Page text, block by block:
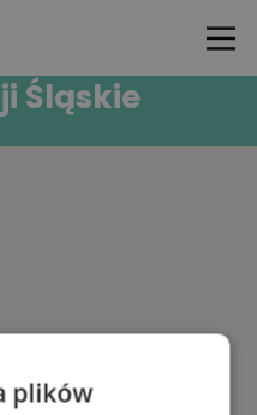
Śląskie
przygotować
(catering na gale)
– uroczystej gali z okazji 20-
plików